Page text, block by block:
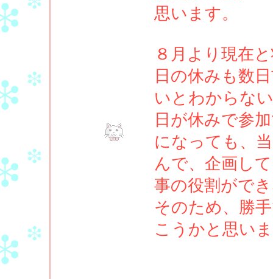
思います。
８月より現在
日の休みも数
いとわからな
日が休みで参
になっても、
んで、企画し
事の役割がで
そのため、勝
こうかと思い